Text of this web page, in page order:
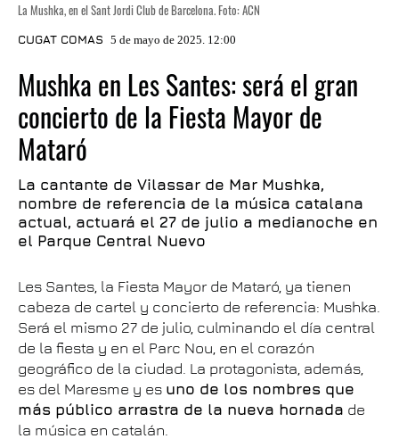
La Mushka, en el Sant Jordi Club de Barcelona. Foto: ACN
CUGAT COMAS 5 de mayo de 2025. 12:00
Mushka en Les Santes: será el gran
concierto de la Fiesta Mayor de
Mataró
La cantante de Vilassar de Mar Mushka,
nombre de referencia de la música catalana
actual, actuará el 27 de julio a medianoche en
el Parque Central Nuevo
Les Santes, la Fiesta Mayor de Mataró, ya tienen
cabeza de cartel y concierto de referencia: Mushka.
Será el mismo 27 de julio, culminando el día central
de la fiesta y en el Parc Nou, en el corazón
geográfico de la ciudad. La protagonista, además,
es del Maresme y es uno de los nombres que
más público arrastra de la nueva hornada de
la música en catalán.